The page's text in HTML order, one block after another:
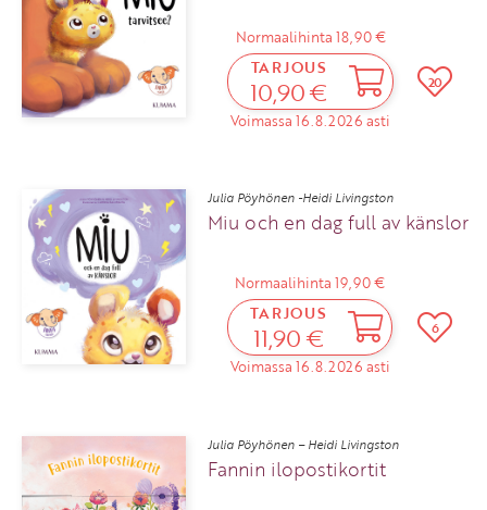
Normaalihinta 18,90 €
TARJOUS
10,90 €
Voimassa 16.8.2026 asti
20
Julia Pöyhönen -Heidi Livingston
Miu och en dag full av känslor
Normaalihinta 19,90 €
TARJOUS
11,90 €
Voimassa 16.8.2026 asti
6
Julia Pöyhönen – Heidi Livingston
Fannin ilopostikortit